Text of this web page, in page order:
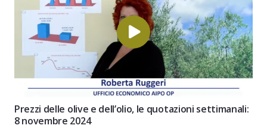
Prezzi delle olive e dell’olio, le quotazioni settimanali:
8 novembre 2024